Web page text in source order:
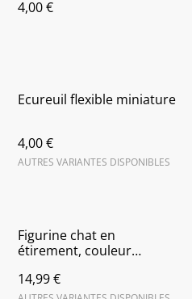
4,00 €
Ecureuil flexible miniature
4,00 €
AUTRES VARIANTES DISPONIBLES
Figurine chat en
étirement, couleur
14,99 €